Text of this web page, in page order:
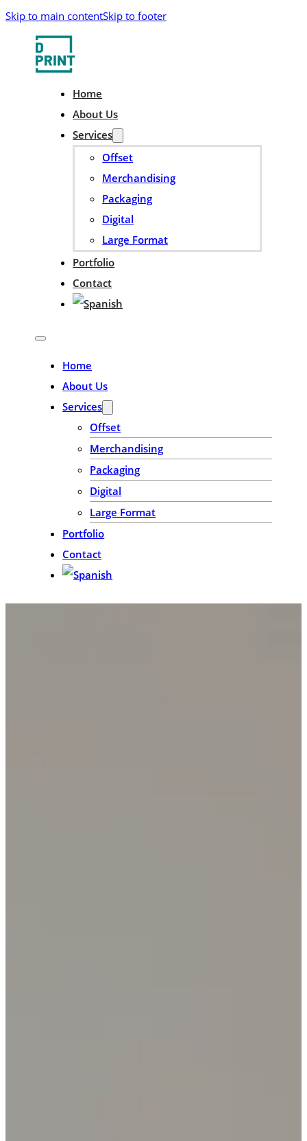
Skip to main contentSkip to footer
Home
About Us
Services
Offset
Merchandising
Packaging
Digital
Large Format
Portfolio
Contact
Home
About Us
Services
Offset
Merchandising
Packaging
Digital
Large Format
Portfolio
Contact